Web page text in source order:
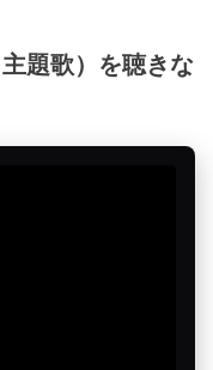
題歌）を聴きな